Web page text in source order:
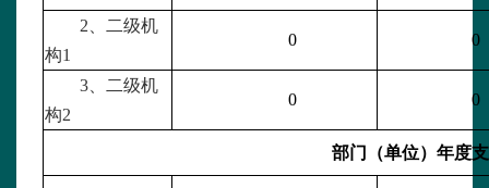
2、二级机
构1
0 0
3、二级机
构2
0 0
部门（单位）年度